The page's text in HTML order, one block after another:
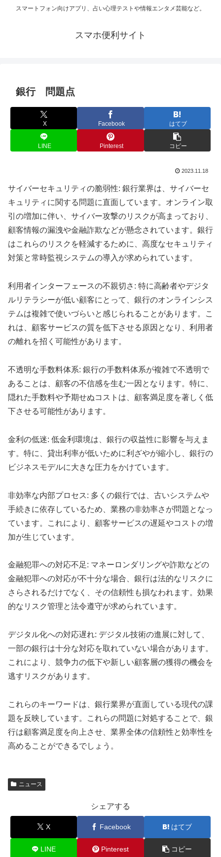
スマートフォン向けアプリ、占い心理テストや情報エンタメ芸能など。
スマホ便利サイト
銀行 問題点
X Facebook はてブ
LINE Pinterest コピー
2023.11.18
サイバーセキュリティの脆弱性: 銀行業界は、サイバーセ
キュリティに関する問題に直面しています。オンライン取
引の増加に伴い、サイバー攻撃のリスクが高まっており、
顧客情報の漏洩や金融詐欺などが懸念されています。銀行
はこれらのリスクを軽減するために、高度なセキュリティ
対策と常時監視システムの導入が求められています。
利用者インターフェースの不親切さ: 特に高齢者やデジタ
ルリテラシーが低い顧客にとって、銀行のオンラインシス
テムは複雑で使いづらいと感じられることがあります。こ
れは、顧客サービスの質を低下させる原因となり、利用者
の離れを招く可能性があります。
不透明な手数料体系: 銀行の手数料体系が複雑で不透明で
あることは、顧客の不信感を生む一因となります。特に、
隠れた手数料や予期せぬコストは、顧客満足度を著しく低
下させる可能性があります。
金利の低迷: 低金利環境は、銀行の収益性に影響を与えま
す。特に、貸出利率が低いために利ざやが縮小し、銀行の
ビジネスモデルに大きな圧力をかけています。
非効率な内部プロセス: 多くの銀行では、古いシステムや
手続きに依存しているため、業務の非効率さが問題となっ
ています。これにより、顧客サービスの遅延やコストの増
加が生じています。
金融犯罪への対応不足: マネーロンダリングや詐欺などの
金融犯罪への対応が不十分な場合、銀行は法的なリスクに
さらされるだけでなく、その信頼性も損なわれます。効果
的なリスク管理と法令遵守が求められています。
デジタル化への対応遅れ: デジタル技術の進展に対して、
一部の銀行は十分な対応を取れていない場合があります。
これにより、競争力の低下や新しい顧客層の獲得の機会を
逃すリスクがあります。
これらのキーワードは、銀行業界が直面している現代の課
題を反映しています。これらの問題に対処することで、銀
行は顧客満足度を向上させ、業界全体の信頼性と効率性を
高めることができるでしょう。
ニュース
シェアする
X Facebook はてブ
LINE Pinterest コピー